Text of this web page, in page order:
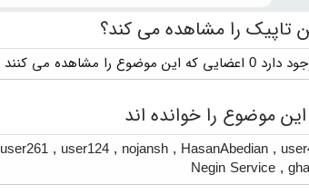
تاپیک را مشاهده می کند؟
را مشاهده می کنند
این موضوع را خوانده اند
,
HasanAbedian
,
nojansh
,
user124
,
user261
,
Negin Service